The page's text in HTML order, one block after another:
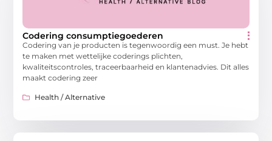
Codering consumptiegoederen
Codering van je producten is tegenwoordig een must. Je hebt
te maken met wettelijke coderings plichten,
kwaliteitscontroles, traceerbaarheid en klantenadvies. Dit alles
maakt codering zeer
Health / Alternative